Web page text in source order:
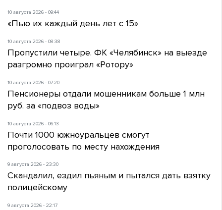
10 августа 2026 - 09:44
«Пью их каждый день лет с 15»
10 августа 2026 - 08:38
Пропустили четыре. ФК «Челябинск» на выезде
разгромно проиграл «Ротору»
10 августа 2026 - 07:20
Пенсионеры отдали мошенникам больше 1 млн
руб. за «подвоз воды»
10 августа 2026 - 06:13
Почти 1000 южноуральцев смогут
проголосовать по месту нахождения
9 августа 2026 - 23:30
Скандалил, ездил пьяным и пытался дать взятку
полицейскому
9 августа 2026 - 22:17